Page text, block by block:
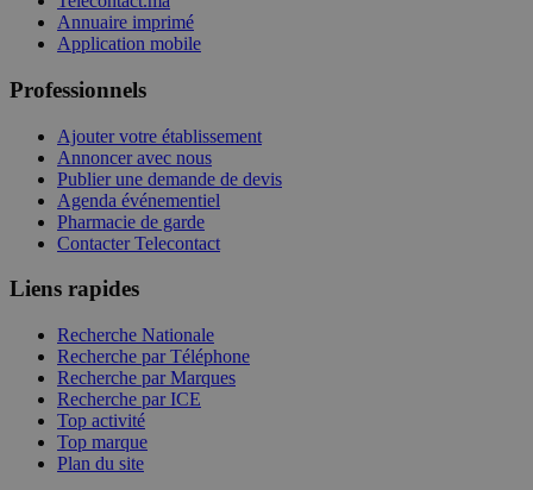
Annuaire imprimé
Application mobile
Professionnels
Ajouter votre établissement
Annoncer avec nous
Publier une demande de devis
Agenda événementiel
Pharmacie de garde
Contacter Telecontact
Liens rapides
Recherche Nationale
Recherche par Téléphone
Recherche par Marques
Recherche par ICE
Top activité
Top marque
Plan du site